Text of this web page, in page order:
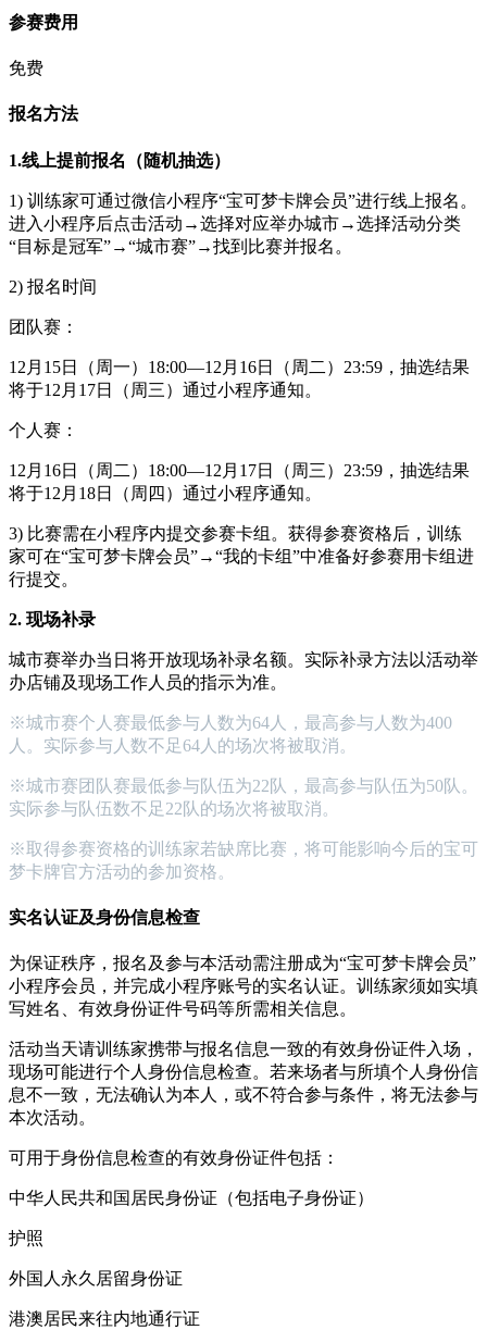
参赛费用
免费
报名方法
1.线上提前报名（随机抽选）
1) 训练家可通过微信小程序“宝可梦卡牌会员”进行线上报名。
进入小程序后点击活动→选择对应举办城市→选择活动分类
“目标是冠军”→“城市赛”→找到比赛并报名。
2) 报名时间
团队赛：
12月15日（周一）18:00—12月16日（周二）23:59，抽选结果
将于12月17日（周三）通过小程序通知。
个人赛：
12月16日（周二）18:00—12月17日（周三）23:59，抽选结果
将于12月18日（周四）通过小程序通知。
3) 比赛需在小程序内提交参赛卡组。获得参赛资格后，训练
家可在“宝可梦卡牌会员”→“我的卡组”中准备好参赛用卡组进
行提交。
2. 现场补录
城市赛举办当日将开放现场补录名额。实际补录方法以活动举
办店铺及现场工作人员的指示为准。
※城市赛个人赛最低参与人数为64人，最高参与人数为400
人。实际参与人数不足64人的场次将被取消。
※城市赛团队赛最低参与队伍为22队，最高参与队伍为50队。
实际参与队伍数不足22队的场次将被取消。
※取得参赛资格的训练家若缺席比赛，将可能影响今后的宝可
梦卡牌官方活动的参加资格。
实名认证及身份信息检查
为保证秩序，报名及参与本活动需注册成为“宝可梦卡牌会员”
小程序会员，并完成小程序账号的实名认证。训练家须如实填
写姓名、有效身份证件号码等所需相关信息。
活动当天请训练家携带与报名信息一致的有效身份证件入场，
现场可能进行个人身份信息检查。若来场者与所填个人身份信
息不一致，无法确认为本人，或不符合参与条件，将无法参与
本次活动。
可用于身份信息检查的有效身份证件包括：
中华人民共和国居民身份证（包括电子身份证）
护照
外国人永久居留身份证
港澳居民来往内地通行证